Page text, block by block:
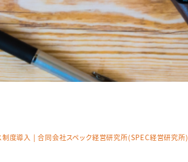
制度導入 | 合同会社スペック経営研究所(SPEC経営研究所)